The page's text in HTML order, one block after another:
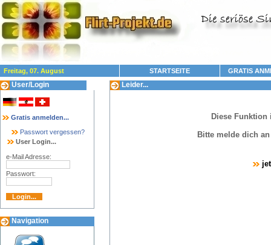
Freitag, 07. August STARTSEITE GRATIS
User/Login
Gratis anmelden...
Passwort vergessen?
User Login...
e-Mail Adresse:
Passwort:
Navigation
Leider...
Diese
Bitte melde dich